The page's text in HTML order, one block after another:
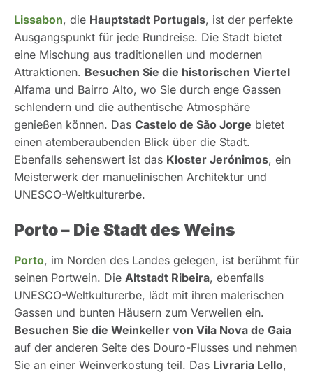
Lissabon, die Hauptstadt Portugals, ist der perfekte
Ausgangspunkt für jede Rundreise. Die Stadt bietet
eine Mischung aus traditionellen und modernen
Attraktionen. Besuchen Sie die historischen Viertel
Alfama und Bairro Alto, wo Sie durch enge Gassen
schlendern und die authentische Atmosphäre
genießen können. Das Castelo de São Jorge bietet
einen atemberaubenden Blick über die Stadt.
Ebenfalls sehenswert ist das Kloster Jerónimos, ein
Meisterwerk der manuelinischen Architektur und
UNESCO-Weltkulturerbe.
Porto – Die Stadt des Weins
Porto, im Norden des Landes gelegen, ist berühmt für
seinen Portwein. Die Altstadt Ribeira, ebenfalls
UNESCO-Weltkulturerbe, lädt mit ihren malerischen
Gassen und bunten Häusern zum Verweilen ein.
Besuchen Sie die Weinkeller von Vila Nova de Gaia
auf der anderen Seite des Douro-Flusses und nehmen
Sie an einer Weinverkostung teil. Das Livraria Lello,